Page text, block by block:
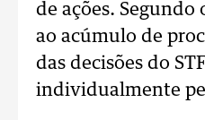
de ações. Segundo
ao acúmulo de
das decisões do
individualmente